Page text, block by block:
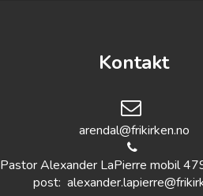
Kontakt
arendal@frikirken.no
Pastor Alexander LaPierre mobil
post: